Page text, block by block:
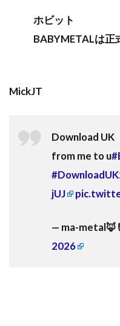
ホビット
BABYMETALは正
MickJT
Download UK
from me to u
jUJ
— ma-
2026